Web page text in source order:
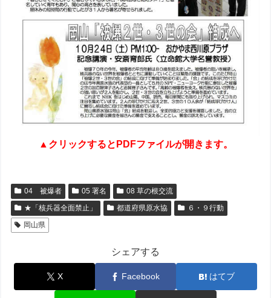
▲クリックするとPDFファイルが開きます。
04 被爆者 05 署名
08 草の根交流
★「核兵器全面禁止」
都道府県原水協
６・９行動
岡山県
シェアする
X Facebook はてブ